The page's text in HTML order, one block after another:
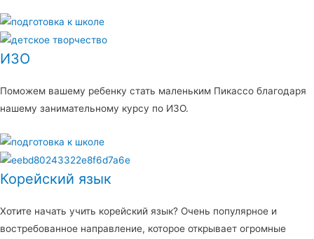
ИЗО
Поможем вашему ребенку стать маленьким Пикассо благодаря
нашему занимательному курсу по ИЗО.
Корейский язык
Хотите начать учить корейский язык? Очень популярное и
востребованное направление, которое открывает огромные